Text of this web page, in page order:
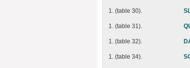
1. (table 30).
1. (table 31).
1. (table 32).
1. (table 34).